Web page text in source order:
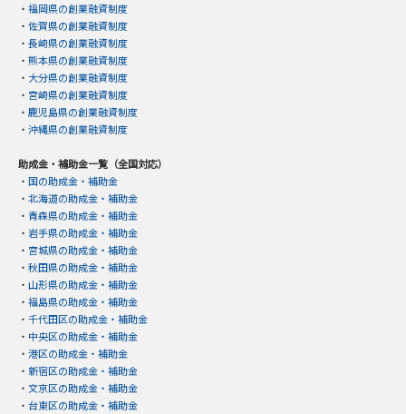
・ 福岡県の創業融資制度
・ 佐賀県の創業融資制度
・ 長崎県の創業融資制度
・ 熊本県の創業融資制度
・ 大分県の創業融資制度
・ 宮崎県の創業融資制度
・ 鹿児島県の創業融資制度
・ 沖縄県の創業融資制度
助成金・補助金一覧（全国対応）
・ 国の助成金・補助金
・ 北海道の助成金・補助金
・ 青森県の助成金・補助金
・ 岩手県の助成金・補助金
・ 宮城県の助成金・補助金
・ 秋田県の助成金・補助金
・ 山形県の助成金・補助金
・ 福島県の助成金・補助金
・ 千代田区の助成金・補助金
・ 中央区の助成金・補助金
・ 港区の助成金・補助金
・ 新宿区の助成金・補助金
・ 文京区の助成金・補助金
・ 台東区の助成金・補助金